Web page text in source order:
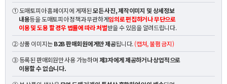
① 도매토피아 홈페이지에 게재된모든 사진, 제작이미지 및 상세정보
내용등을 도매토피아 정책과 무관하게임의로 편집하거나 무단으로
이용 및 도용 할 경우 법률에 따라 처벌받을 수 있음을 알려드립니다.
② 상품 이미지는B2B 판매회원에게만 제공됩니다.(캡쳐, 불펌 금지)
③ 등록된 판매회원만 사용 가능하며제3자에게 제공하거나 상업적으로
이용할 수 없습니다.